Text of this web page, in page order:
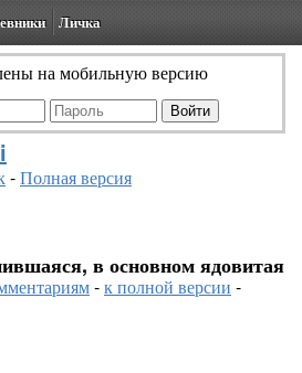
Личка
на мобильную версию
-Полная версия
в основном ядовитая
-к полной версии -